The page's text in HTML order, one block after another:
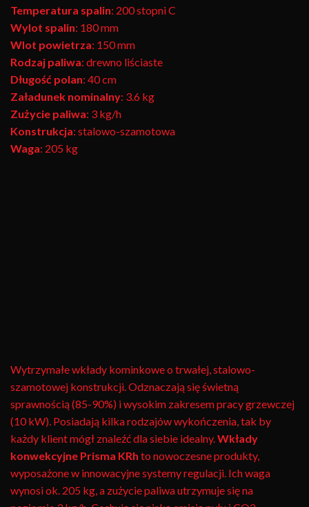
Temperatura spalin: 200 stopni C
Wylot spalin: 180 mm
Wlot powietrza: 150 mm
Rodzaj paliwa: drewno liściaste
Długość polan: 40 cm
Załadunek nominalny: 3.6 kg
Zużycie paliwa: 3 kg/h
Konstrukcja: stalowo-szamotowa
Waga: 205 kg
Wytrzymałe wkłady kominkowe o trwałej, stalowo-
szamotowej konstrukcji. Odznaczają się świetną
sprawnością (85-90%) i wysokim zakresem pracy grzewczej
(10 kW). Posiadają kilka rodzajów wykończenia, tak by
każdy klient mógł znaleźć dla siebie idealny.Wkłady
konwekcyjne Prisma KRh to nowoczesne produkty,
wyposażone w innowacyjne systemy regulacji. Ich waga
wynosi ok. 205 kg, a zużycie paliwa utrzymuje się na